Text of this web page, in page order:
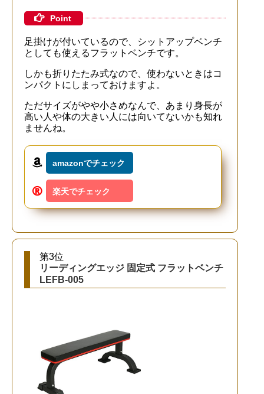
Point
足掛けが付いているので、シットアップベンチ
としても使えるフラットベンチです。
しかも折りたたみ式なので、使わないときはコ
ンパクトにしまっておけますよ。
ただサイズがやや小さめなんで、あまり身長が
高い人や体の大きい人には向いてないかも知れ
ませんね。
amazonでチェック
楽天でチェック
第3位
リーディングエッジ 固定式 フラットベンチ
LEFB-005